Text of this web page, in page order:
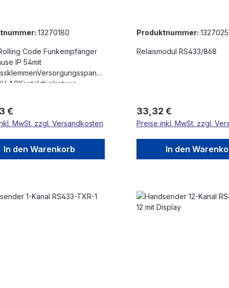
13270180
Code Funkempfänger
IP 54mit
ACKontaktbelastung
jedem Tastendruck wird ein
ausgesendet, jeder
ein EinzelstückIn
mit Antenne bis zu 200m
85 verschiedene
Preis:
€
MwSt. zzgl. Versandkosten
In den Warenkorb
Produktnummer:
Relaismodul RS433/868
Regulärer Preis:
33,32 €
Preise inkl. MwSt. zzgl.
In den